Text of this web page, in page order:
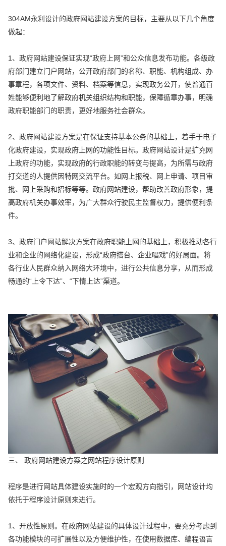
304AM永利设计的政府网站建设方案的目标，主要从以下几个角度
做起：
1、政府网站建设保证实现“政府上网”和公众信息发布功能。各级政
府部门建立门户网站，公开政府部门的名称、职能、机构组成、办
事章程，各项文件、资料、档案等信息，实现政务公开，使普通百
姓能够便利地了解政府机关组织结构和职能，保障循章办事，明确
政府职能部门的职责，更好地服务社会群众。
2、政府网站建设方案是在保证支持基本公务的基础上，着手于电子
化政府建设，实现政府上网的功能性目标。政府网站设计是扩充网
上政府的功能，实现政府的行政职能的转变与提高，为所需与政府
打交道的人提供因特网交流平台。如网上报税、网上申请、项目审
批、网上采购和招标等等。政府网站建设，帮助改善政府形象，提
高政府机关办事效率，为广大群众行驶民主监督权力，提供便利条
件。
3、政府门户网站解决方案在政府职能上网的基础上，积极推动各行
业和企业的网络化建设，形成“政府搭台、企业唱戏”的好局面。将
各行业人民群众纳入网络大环境中，进行公共信息分享，从而形成
畅通的“上令下达”、“下情上达”渠道。
三、 政府网站建设方案之网站程序设计原则
程序是进行网站具体建设实施时的一个宏观方向指引，网站设计均
依托于程序设计原则来进行。
1、开放性原则。在政府网站建设的具体设计过程中，要充分考虑到
各功能模块的可扩展性以及方便维护性，在使用数据库、编程语言